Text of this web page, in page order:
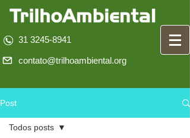
31 3245-8941
contato@trilhoambiental.org
Post
Todos posts